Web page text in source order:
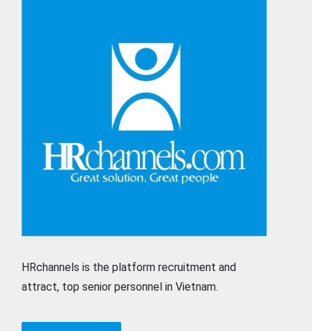
HRchannels is the platform recruitment and
attract, top senior personnel in Vietnam.